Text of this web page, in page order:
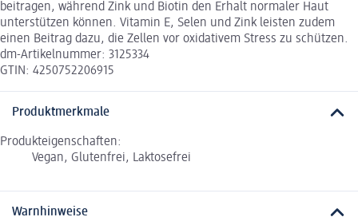
beitragen, während Zink und Biotin den Erhalt normaler Haut
unterstützen können. Vitamin E, Selen und Zink leisten zudem
einen Beitrag dazu, die Zellen vor oxidativem Stress zu schützen.
dm-Artikelnummer: 3125334
GTIN: 4250752206915
Produktmerkmale
Produkteigenschaften:
Vegan, Glutenfrei, Laktosefrei
Warnhinweise